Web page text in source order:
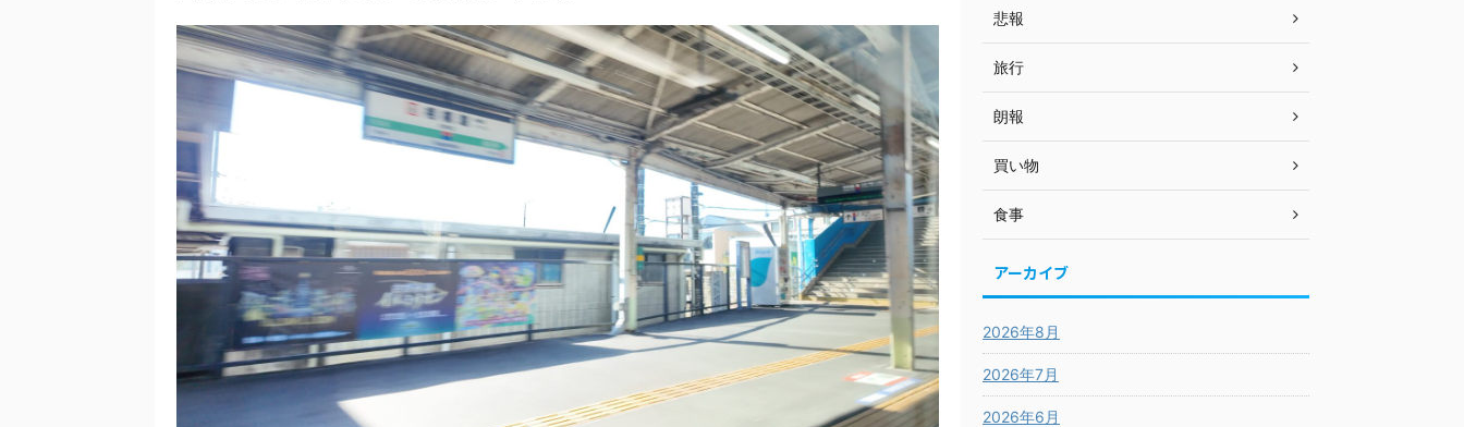
悲報
旅行
朗報
買い物
食事
アーカイブ
2026年8月
2026年7月
2026年6月